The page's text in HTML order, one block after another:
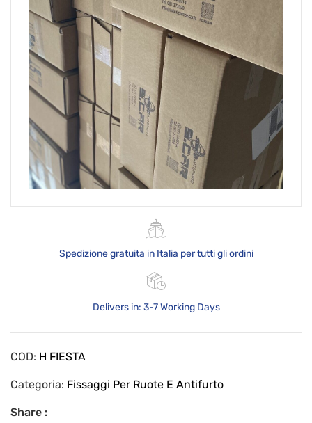
Spedizione gratuita in Italia per tutti gli ordini
Delivers in: 3-7 Working Days
COD: H FIESTA
Categoria: Fissaggi Per Ruote E Antifurto
Share :